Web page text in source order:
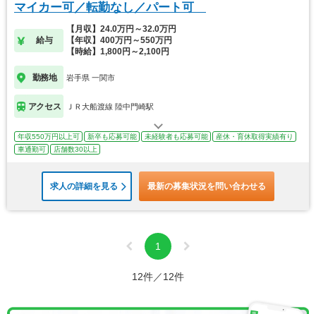
マイカー可／転勤なし／パート可
給与
【月収】24.0万円～32.0万円
【年収】400万円～550万円
【時給】1,800円～2,100円
勤務地 岩手県 一関市
アクセス ＪＲ大船渡線 陸中門崎駅
年収550万円以上可 新卒も応募可能 未経験者も応募可能
産休・育休取得実績有り
車通勤可
店舗数30以上
求人の詳細を見る 最新の募集状況を問い合わせる
1
12件／12件